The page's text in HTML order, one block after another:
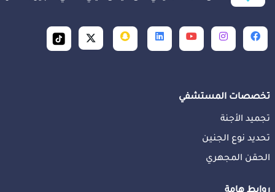
تخصصات المستشفي
تجميد الأجنة
تحديد نوع الجنين
الحقن المجهري